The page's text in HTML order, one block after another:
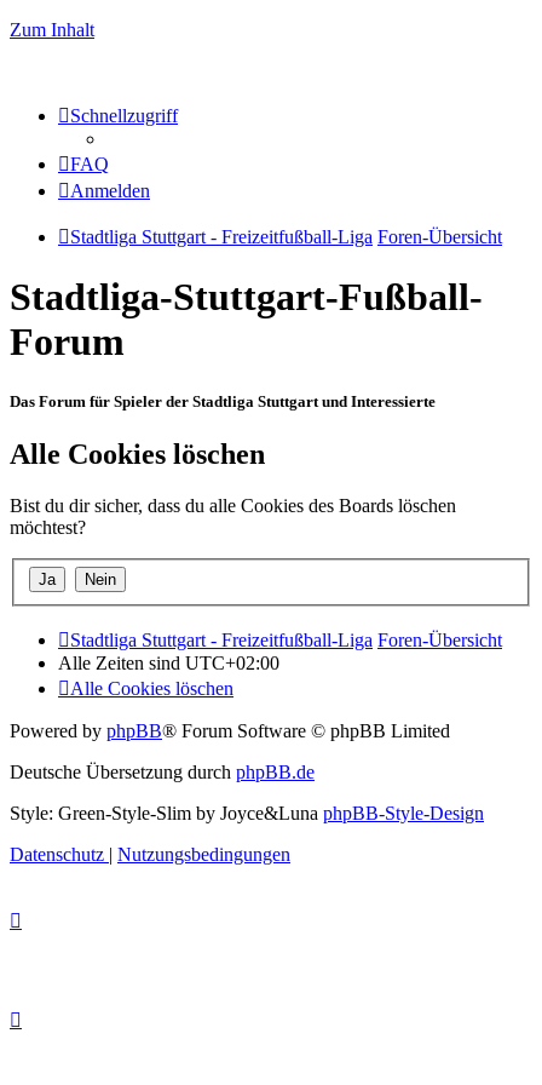
Zum Inhalt
Schnellzugriff
FAQ
Anmelden
Stadtliga Stuttgart - Freizeitfußball-Liga Foren-Übersicht
Stadtliga-Stuttgart-Fußball-
Forum
Das Forum für Spieler der Stadtliga Stuttgart und Interessierte
Alle Cookies löschen
Bist du dir sicher, dass du alle Cookies des Boards löschen
möchtest?
Stadtliga Stuttgart - Freizeitfußball-Liga Foren-Übersicht
Alle Zeiten sind UTC+02:00
Alle Cookies löschen
Powered by phpBB® Forum Software © phpBB Limited
Deutsche Übersetzung durch phpBB.de
Style: Green-Style-Slim by Joyce&Luna phpBB-Style-Design
Datenschutz | Nutzungsbedingungen